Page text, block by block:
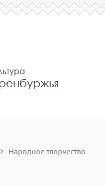
Народное творчество